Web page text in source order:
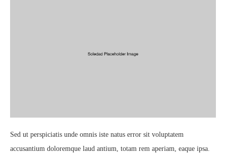
Sed ut perspiciatis unde omnis iste natus error sit voluptatem
accusantium doloremque laud antium, totam rem aperiam, eaque ipsa.